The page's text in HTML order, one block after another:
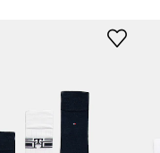
pánského šatníku
a logo značky dodává styl